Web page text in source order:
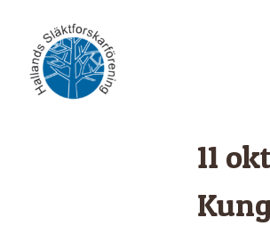
content
11